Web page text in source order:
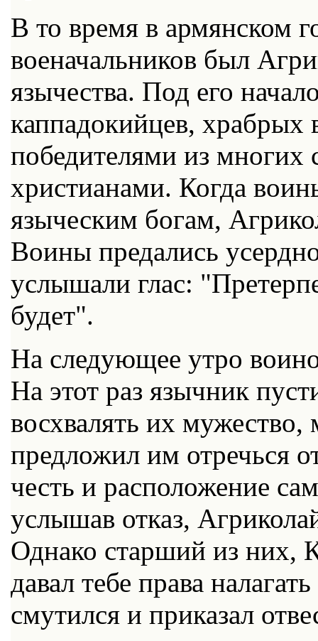
В то время в армянском
военачальников был
язычества. Под его
каппадокийцев,
победителями из
христианами. Когда
языческим богам,
Воины предались
услышали глас:
будет".
На следующее утро
На этот раз язычник
восхвалять их мужество,
предложил им отречься
честь и расположение
услышав отказ,
Однако старший из них,
давал тебе права
смутился и приказал